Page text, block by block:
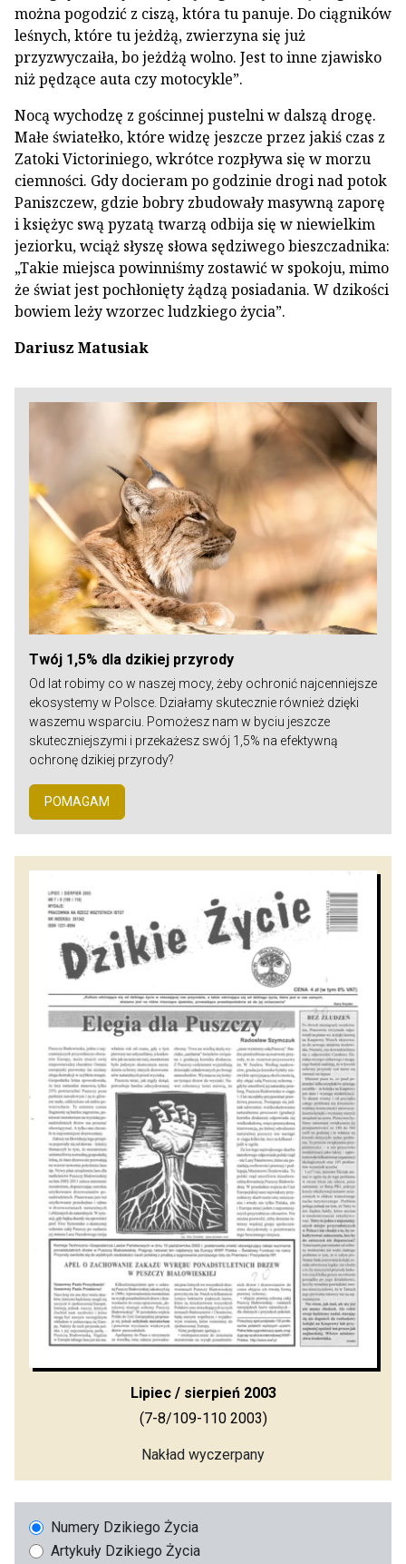
można pogodzić z ciszą, która tu panuje. Do ciągników
leśnych, które tu jeżdżą, zwierzyna się już
przyzwyczaiła, bo jeżdżą wolno. Jest to inne zjawisko
niż pędzące auta czy motocykle”.
Nocą wychodzę z gościnnej pustelni w dalszą drogę.
Małe światełko, które widzę jeszcze przez jakiś czas z
Zatoki Victoriniego, wkrótce rozpływa się w morzu
ciemności. Gdy docieram po godzinie drogi nad potok
Paniszczew, gdzie bobry zbudowały masywną zaporę
i księżyc swą pyzatą twarzą odbija się w niewielkim
jeziorku, wciąż słyszę słowa sędziwego bieszczadnika:
„Takie miejsca powinniśmy zostawić w spokoju, mimo
że świat jest pochłonięty żądzą posiadania. W dzikości
bowiem leży wzorzec ludzkiego życia”.
Dariusz Matusiak
Twój 1,5% dla dzikiej przyrody
Od lat robimy co w naszej mocy, żeby ochronić najcenniejsze
ekosystemy w Polsce. Działamy skutecznie również dzięki
waszemu wsparciu. Pomożesz nam w byciu jeszcze
skuteczniejszymi i przekażesz swój 1,5% na efektywną
ochronę dzikiej przyrody?
POMAGAM
Lipiec / sierpień 2003
(7-8/109-110 2003)
Nakład wyczerpany
Numery Dzikiego Życia
Artykuły Dzikiego Życia